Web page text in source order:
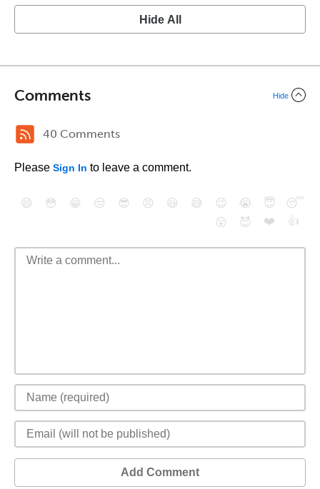
Hide All
Comments Hide
40 Comments
Please Sign In to leave a comment.
😄 😳 😁 😒 😎 😠 😆 😅 😉 😭 😇
😴
😮
😈 ❤️ 👍
Add Comment